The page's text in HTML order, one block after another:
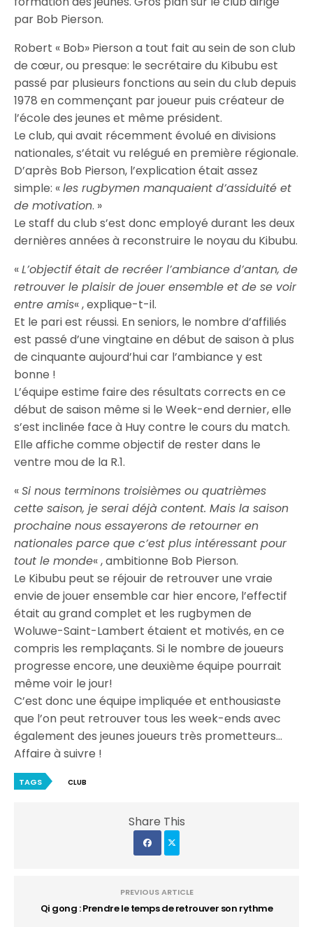
par Bob Pierson.
Robert « Bob» Pierson a tout fait au sein de son club
de cœur, ou presque: le secrétaire du Kibubu est
passé par plusieurs fonctions au sein du club depuis
1978 en commençant par joueur puis créateur de
l’école des jeunes et même président.
Le club, qui avait récemment évolué en divisions
nationales, s’était vu relégué en première régionale.
D’après Bob Pierson, l’explication était assez
simple: «les rugbymen manquaient d’assiduité et
de motivation. »
Le staff du club s’est donc employé durant les deux
dernières années à reconstruire le noyau du Kibubu.
«L’objectif était de recréer l’ambiance d’antan, de
retrouver le plaisir de jouer ensemble et de se voir
entre amis« , explique-t-il.
Et le pari est réussi. En seniors, le nombre d’affiliés
est passé d’une vingtaine en début de saison à plus
de cinquante aujourd’hui car l’ambiance y est
bonne !
L’équipe estime faire des résultats corrects en ce
début de saison même si le Week-end dernier, elle
s’est inclinée face à Huy contre le cours du match.
Elle affiche comme objectif de rester dans le
ventre mou de la R.1.
«Si nous terminons troisièmes ou quatrièmes
cette saison, je serai déjà content. Mais la saison
prochaine nous essayerons de retourner en
nationales parce que c’est plus intéressant pour
tout le monde« , ambitionne Bob Pierson.
Le Kibubu peut se réjouir de retrouver une vraie
envie de jouer ensemble car hier encore, l’effectif
était au grand complet et les rugbymen de
Woluwe-Saint-Lambert étaient et motivés, en ce
compris les remplaçants. Si le nombre de joueurs
progresse encore, une deuxième équipe pourrait
même voir le jour!
C’est donc une équipe impliquée et enthousiaste
que l’on peut retrouver tous les week-ends avec
également des jeunes joueurs très prometteurs…
Affaire à suivre !
TAGS CLUB
Share This
PREVIOUS ARTICLE
Qi gong : Prendre le temps de retrouver son rythme